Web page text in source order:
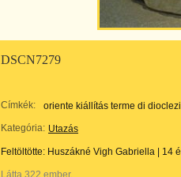
DSCN7279
Címkék:
oriente kiállítás terme di
Kategória: Utazás
Feltöltötte: Huszákné Vigh Gabriella 14
Látta 322 ember.